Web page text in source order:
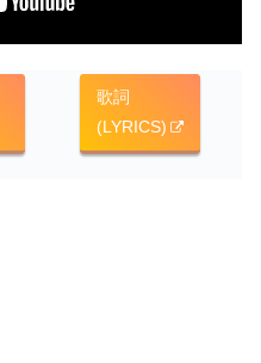
歌詞
(LYRICS)